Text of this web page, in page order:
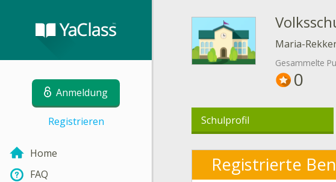
Anmeldung
Registrieren
Home
FAQ
Maria-
Gesammelte
0
Schulprofil
Registrierte